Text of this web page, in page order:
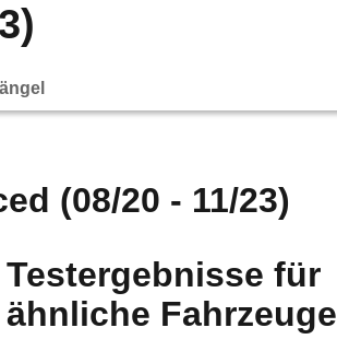
(08/20 - 11/23)
Testergebnisse für
ähnliche Fahrzeuge